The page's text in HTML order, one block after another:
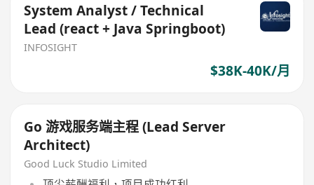
System Analyst / Technical
Lead (react + Java Springboot)
INFOSIGHT
$38K-40K/月
Go 游戏服务端主程 (Lead Server
Architect)
Good Luck Studio Limited